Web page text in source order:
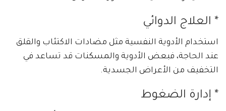
* العلاج الدوائي
استخدام الأدوية النفسية مثل مضادات الاكتئاب والقلق
عند الحاجة، فبعض الأدوية والمسكنات قد تساعد في
التخفيف من الأعراض الجسدية.
* إدارة الضغوط